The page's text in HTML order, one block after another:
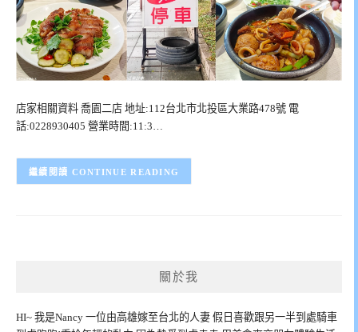
店家相關資料 喬園二店 地址:112台北市北投區大業路478號 電
話:0228930405 營業時間:11:3…
CONTINUE READING
關於我
HI~ 我是Nancy 一位由高雄嫁至台北的人妻 假日喜歡跟另一半到處騎車